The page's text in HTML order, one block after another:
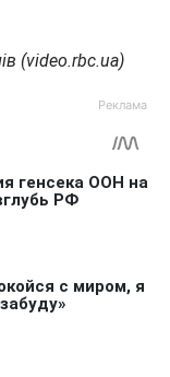
(video.rbc.ua)